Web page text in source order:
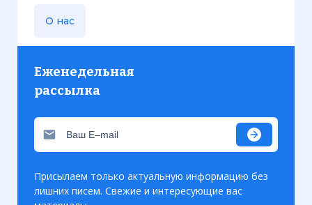
О нас
Еженедельная
рассылка
Присылаем только актуальную информацию без
лишних писем. Свежие и интересующие вас